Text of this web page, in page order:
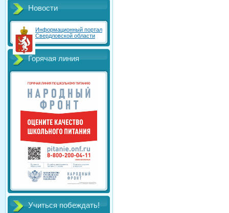
Новости
Информационный портал
Свердловской области
Горячая линия
Учиться побеждать!